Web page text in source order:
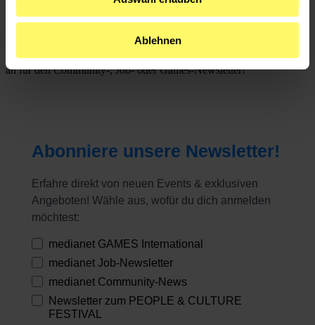
Ablehnen
dem medianet!
Erfahre immer als Erstes von neuen Events, Jobausschreibungen aus
der Community, Mitgliederaktionen und, und, und. Melde dich jetzt
an für den Community-, Job- oder Games-Newsletter!
Abonniere unsere Newsletter!
Erfahre direkt von neuen Events & exklusiven
Angeboten! Wähle aus, wofür du dich anmelden
möchtest:
medianet GAMES International
medianet Job-Newsletter
medianet Community-News
Newsletter zum PEOPLE & CULTURE
FESTIVAL